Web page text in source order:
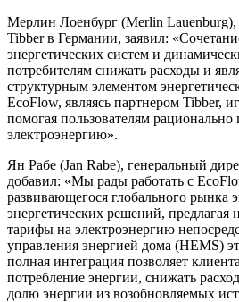
Мерлин Лоенбург (Merlin
Tibber в Германии, заявил:
энергетических систем и
потребителям снижать расходы и
структурным элементом
EcoFlow, являясь партнером Tibber,
помогая пользователям
электроэнергию».
Ян Рабе (Jan Rabe), генеральный
добавил: «Мы рады работать с
развивающегося глобального рынка
энергетических решений,
тарифы на электроэнергию
управления энергией дома (HEMS)
полная интеграция позволяет
потребление энергии, снижать
долю энергии из возобновляемых